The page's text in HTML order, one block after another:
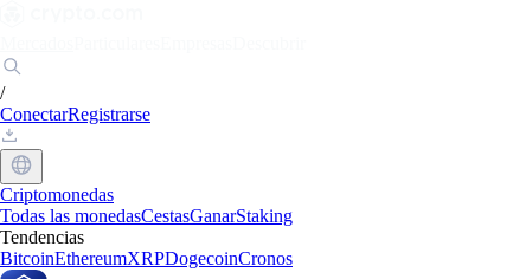
/
ConectarRegistrarse
Criptomonedas
Todas las monedasCestasGanarStaking
Tendencias
BitcoinEthereumXRPDogecoinCronos